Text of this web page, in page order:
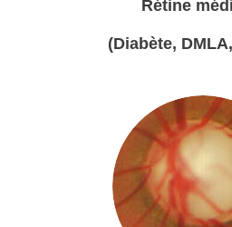
Rétine
(Diabète,